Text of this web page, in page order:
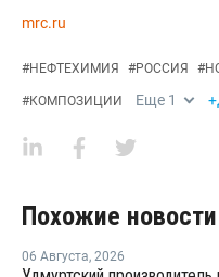
mrc.ru
#НЕФТЕХИМИЯ #РОССИЯ #
#КОМПОЗИЦИИ Еще 1
Похожие новости
06 Августа, 2026